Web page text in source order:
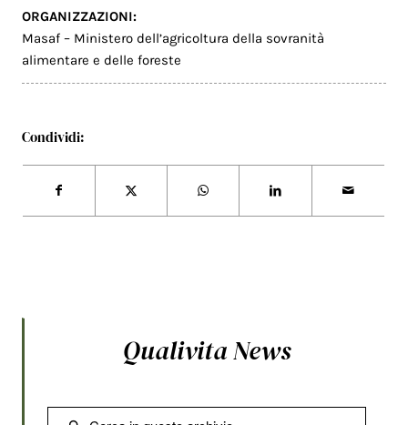
ORGANIZZAZIONI:
Masaf – Ministero dell’agricoltura della sovranità
alimentare e delle foreste
Condividi:
Qualivita News